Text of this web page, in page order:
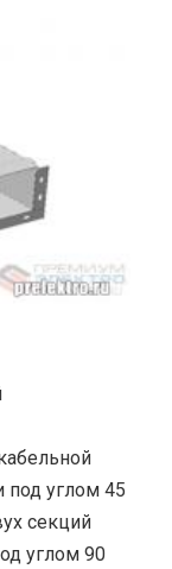
под углом 45
секций
углом 90